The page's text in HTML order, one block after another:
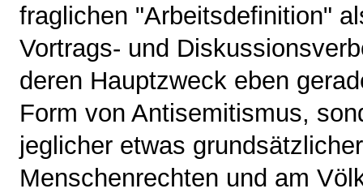
fraglichen "Arbeitsdefinition"
Vortrags- und
deren Hauptzweck eben
Form von Antisemitismus,
jeglicher etwas
Menschenrechten und am